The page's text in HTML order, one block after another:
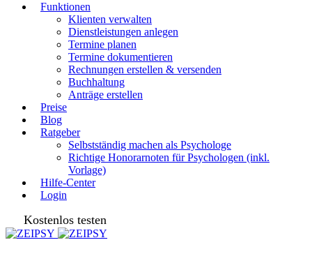
Funktionen
Klienten verwalten
Dienstleistungen anlegen
Termine planen
Termine dokumentieren
Rechnungen erstellen & versenden
Buchhaltung
Anträge erstellen
Preise
Blog
Ratgeber
Selbstständig machen als Psychologe
Richtige Honorarnoten für Psychologen (inkl.
Vorlage)
Hilfe-Center
Login
Kostenlos testen